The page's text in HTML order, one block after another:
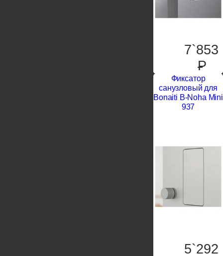
7`853
P
Фиксатор
санузловый для
Bonaiti B-Noha Mini
937
5`292